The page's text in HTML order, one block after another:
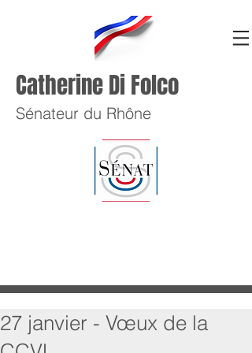
Catherine Di Folco
Sénateur du Rhône
27 janvier - Vœux de la